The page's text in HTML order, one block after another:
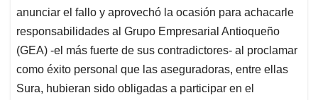
anunciar el fallo y aprovechó la ocasión para achacarle
responsabilidades al Grupo Empresarial Antioqueño
(GEA) -el más fuerte de sus contradictores- al proclamar
como éxito personal que las aseguradoras, entre ellas
Sura, hubieran sido obligadas a participar en el